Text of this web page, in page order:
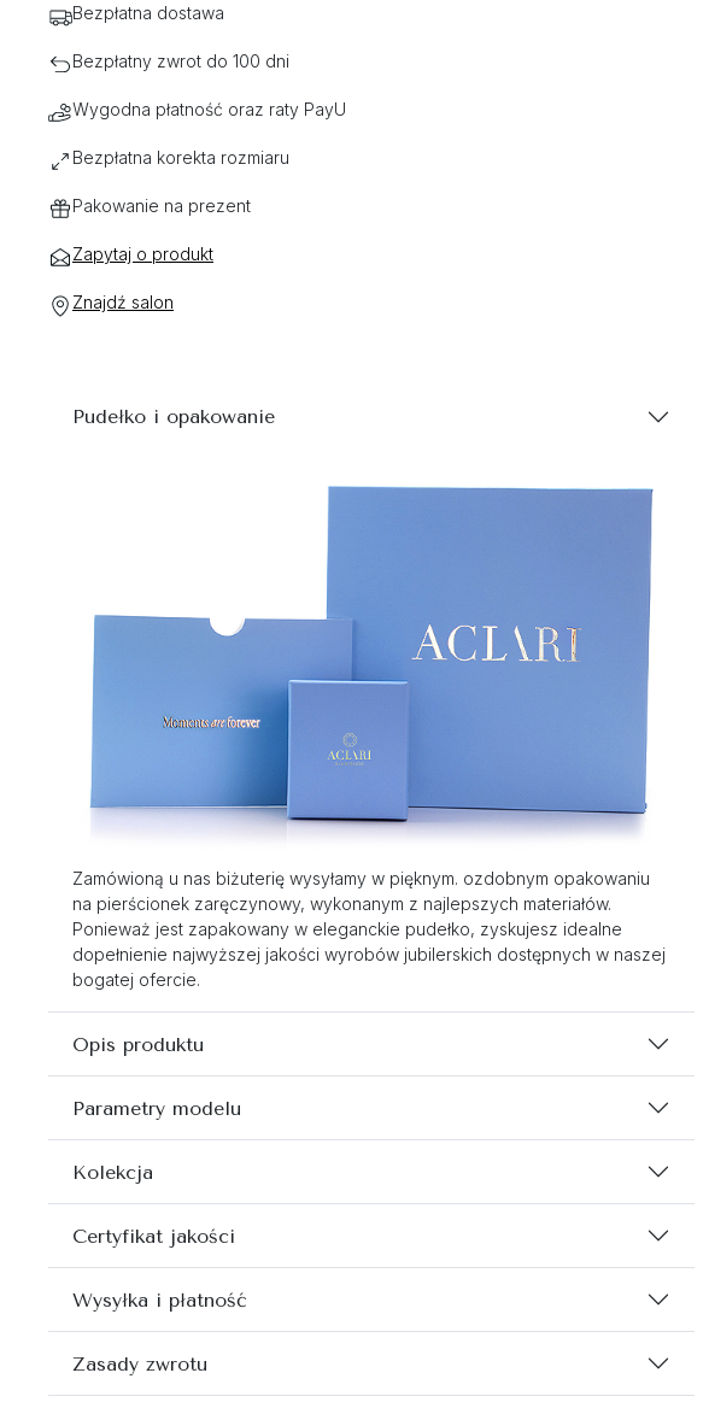
Bezpłatna dostawa
Bezpłatny zwrot do 100 dni
Wygodna płatność oraz raty PayU
Bezpłatna korekta rozmiaru
Pakowanie na prezent
Zapytaj o produkt
Znajdź salon
Pudełko i opakowanie
Zamówioną u nas biżuterię wysyłamy w pięknym. ozdobnym opakowaniu
na pierścionek zaręczynowy, wykonanym z najlepszych materiałów.
Ponieważ jest zapakowany w eleganckie pudełko, zyskujesz idealne
dopełnienie najwyższej jakości wyrobów jubilerskich dostępnych w naszej
bogatej ofercie.
Opis produktu
Parametry modelu
Kolekcja
Certyfikat jakości
Wysyłka i płatność
Zasady zwrotu